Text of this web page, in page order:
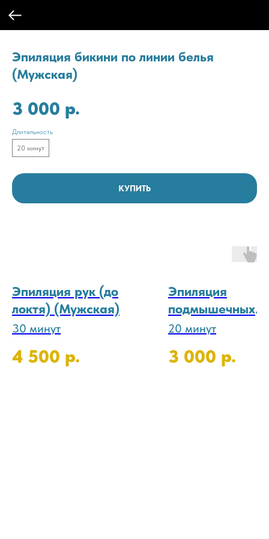
Эпиляция бикини по линии белья
(Мужская)
3 000 р.
Длительность
20 минут
КУПИТЬ
Эпиляция рук (до
локтя) (Мужская)
30 минут
4 500 р.
Эпиляция
подмышечных
впадин
20 минут
3 000 р.